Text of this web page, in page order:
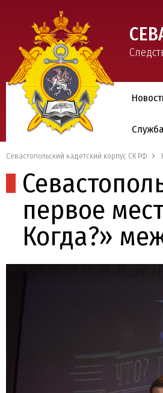
Севастопольский кадетский корпус СК РФ
первое
Когда?»